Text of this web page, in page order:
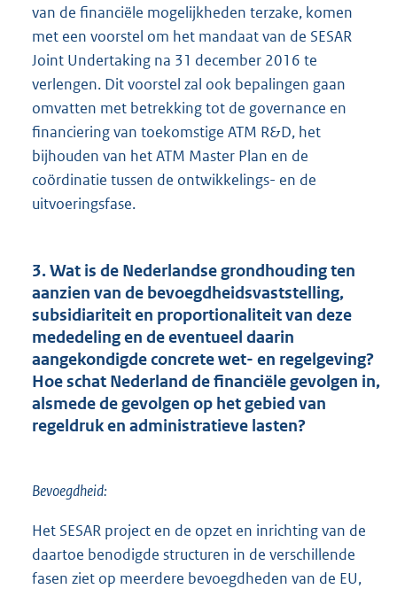
van de financiële mogelijkheden terzake, komen
met een voorstel om het mandaat van de SESAR
Joint Undertaking na 31 december 2016 te
verlengen. Dit voorstel zal ook bepalingen gaan
omvatten met betrekking tot de governance en
financiering van toekomstige ATM R&D, het
bijhouden van het ATM Master Plan en de
coördinatie tussen de ontwikkelings- en de
uitvoeringsfase.
3. Wat is de Nederlandse grondhouding ten
aanzien van de bevoegdheidsvaststelling,
subsidiariteit en proportionaliteit van deze
mededeling en de eventueel daarin
aangekondigde concrete wet- en regelgeving?
Hoe schat Nederland de financiële gevolgen in,
alsmede de gevolgen op het gebied van
regeldruk en administratieve lasten?
Bevoegdheid:
Het SESAR project en de opzet en inrichting van de
daartoe benodigde structuren in de verschillende
fasen ziet op meerdere bevoegdheden van de EU,